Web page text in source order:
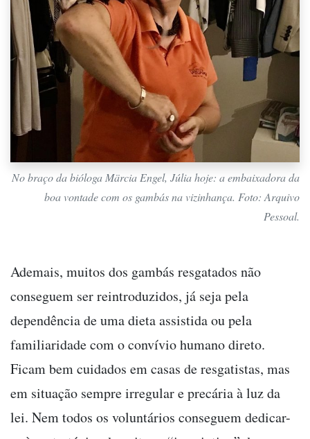
No braço da bióloga Märcia Engel, Júlia hoje: a embaixadora da
boa vontade com os gambás na vizinhança. Foto: Arquivo
Pessoal.
Ademais, muitos dos gambás resgatados não
conseguem ser reintroduzidos, já seja pela
dependência de uma dieta assistida ou pela
familiaridade com o convívio humano direto.
Ficam bem cuidados em casas de resgatistas, mas
em situação sempre irregular e precária à luz da
lei. Nem todos os voluntários conseguem dedicar-